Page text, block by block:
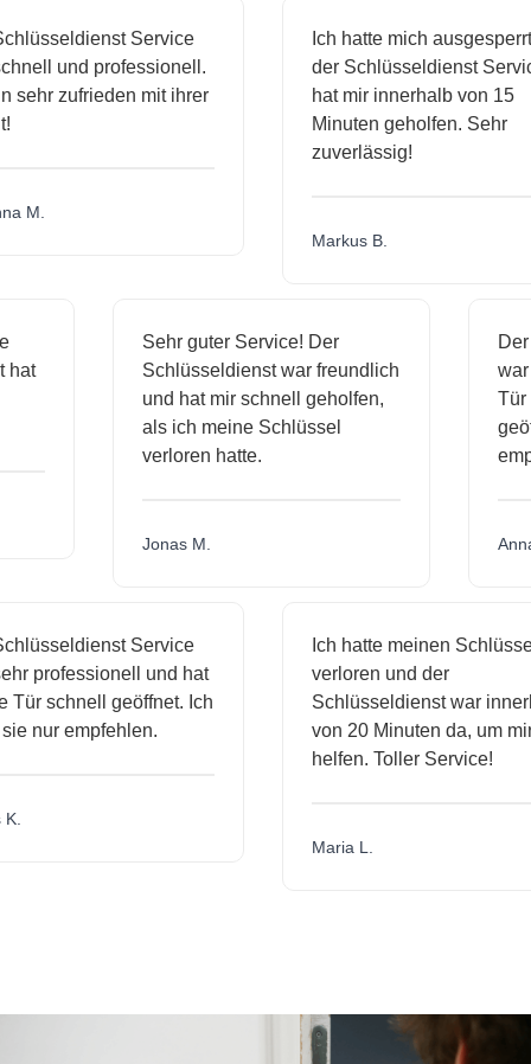
Service
und professionell.
zufrieden mit ihrer
M.
Ich hatte mich ausgesperrt
der Schlüsseldienst Service
hat mir innerhalb von 15
Minuten geholfen. Sehr
zuverlässig!
Markus B.
hat
Sehr guter Service! Der
Schlüsseldienst war freundlich
und hat mir schnell geholfen,
als ich meine Schlüssel
verloren hatte.
Jonas M.
Service
professionell und hat
schnell geöffnet. Ich
nur empfehlen.
Ich hatte meinen Schlüssel
verloren und der
Schlüsseldienst war
von 20 Minuten da, um mir
helfen. Toller Service!
Maria L.